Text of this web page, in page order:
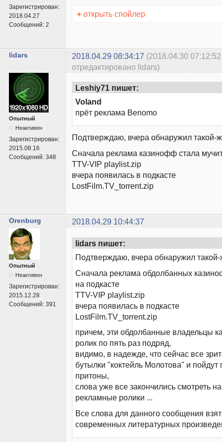
Зарегистрирован:
2018.04.27
Сообщений: 2
+ открыть спойлер
lidars 2018.04.29 08:34:17 (2018.04.30 07:12:52
отредактировано lidars)
Опытный
Неактивен
Зарегистрирован:
2015.08.16
Сообщений: 348
Leshiy71 пишет:
Voland
прёт реклама Benomo
Подтверждаю, вчера обнаружил такой-
Сначала реклама казинофф стала
TTV-VIP playlist.zip
вчера появилась в подкасте
LostFilm.TV_torrent.zip
Orenburg 2018.04.29 10:44:37
Опытный
Неактивен
Зарегистрирован:
2015.12.28
Сообщений: 391
lidars пишет:
Подтверждаю, вчера обнаружил
Сначала реклама обдолбанных
на подкасте
TTV-VIP playlist.zip
вчера появилась в подкасте
LostFilm.TV_torrent.zip
причем, эти обдолбанные владельцы
ролик по пять раз подряд,
видимо, в надежде, что сейчас все
бутылки "коктейль Молотова" и пойдут
притоны,
слова уже все закончились смотреть
рекламные ролики ...
Все слова для данного сообщения
современных литературных